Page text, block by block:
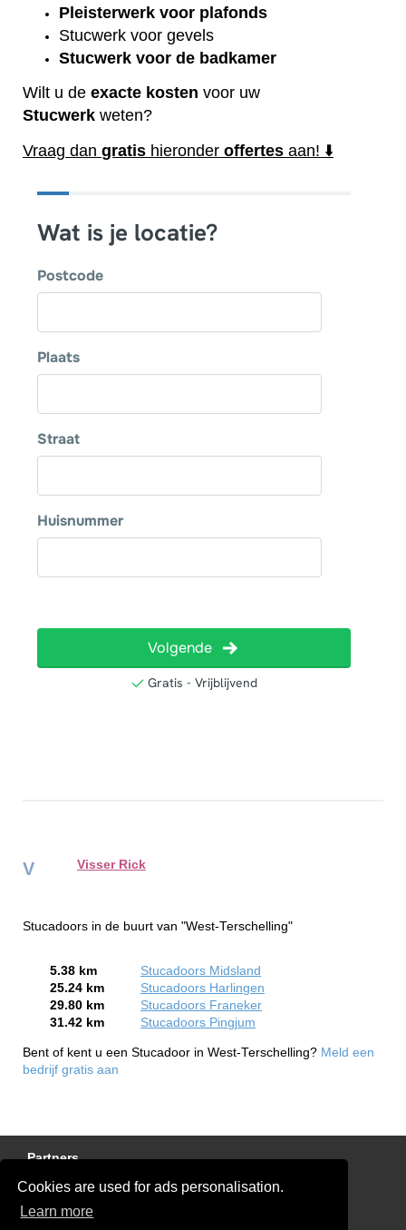
Cookies are used for ads personalisation.
Learn more
Pleisterwerk voor plafonds
Stucwerk voor gevels
Stucwerk voor de badkamer
Wilt u de exacte kosten voor uw
Stucwerk weten?
Vraag dan gratis hieronder offertes aan! ⬇️
V Visser Rick
Stucadoors in de buurt van "West-Terschelling"
5.38 km
Stucadoors Midsland
25.24 km
Stucadoors Harlingen
29.80 km
Stucadoors Franeker
31.42 km
Stucadoors Pingjum
Bent of kent u een Stucadoor in West-Terschelling? Meld een
bedrijf gratis aan
Partners
Gratis Stucadoor Offertes
Disclaimer